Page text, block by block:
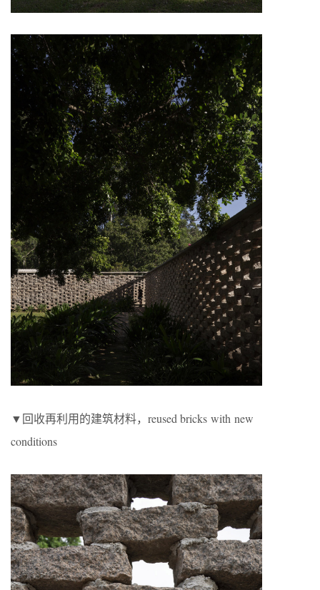
▼回收再利用的建筑材料，reused bricks with new
conditions